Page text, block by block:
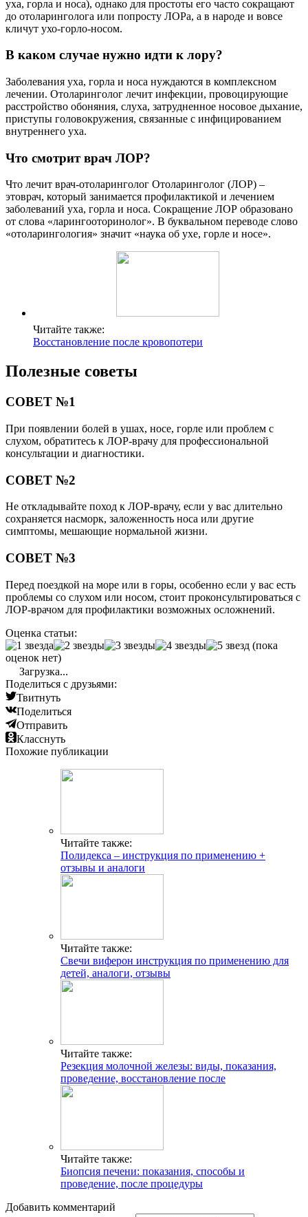
уха, горла и носа), однако для простоты его часто сокращают
до отоларинголога или попросту ЛОРа, а в народе и вовсе
кличут ухо-горло-носом.
В каком случае нужно идти к лору?
Заболевания уха, горла и носа нуждаются в комплексном
лечении. Отоларинголог лечит инфекции, провоцирующие
расстройство обоняния, слуха, затрудненное носовое дыхание,
приступы головокружения, связанные с инфицированием
внутреннего уха.
Что смотрит врач ЛОР?
Что лечит врач-отоларинголог Отоларинголог (ЛОР) –
этоврач, который занимается профилактикой и лечением
заболеваний уха, горла и носа. Сокращение ЛОР образовано
от слова «ларингооторинолог». В буквальном переводе слово
«отоларингология» значит «наука об ухе, горле и носе».
Читайте также:
Восстановление после кровопотери
Полезные советы
СОВЕТ №1
При появлении болей в ушах, носе, горле или проблем с
слухом, обратитесь к ЛОР-врачу для профессиональной
консультации и диагностики.
СОВЕТ №2
Не откладывайте поход к ЛОР-врачу, если у вас длительно
сохраняется насморк, заложенность носа или другие
симптомы, мешающие нормальной жизни.
СОВЕТ №3
Перед поездкой на море или в горы, особенно если у вас есть
проблемы со слухом или носом, стоит проконсультироваться с
ЛОР-врачом для профилактики возможных осложнений.
Оценка статьи:
(пока
оценок нет)
Загрузка...
Поделиться с друзьями:
Твитнуть
Поделиться
Отправить
Класснуть
Похожие публикации
Читайте также:
Полидекса – инструкция по применению +
отзывы и аналоги
Читайте также:
Свечи виферон инструкция по применению для
детей, аналоги, отзывы
Читайте также:
Резекция молочной железы: виды, показания,
проведение, восстановление после
Читайте также:
Биопсия печени: показания, способы и
проведение, после процедуры
Добавить комментарий